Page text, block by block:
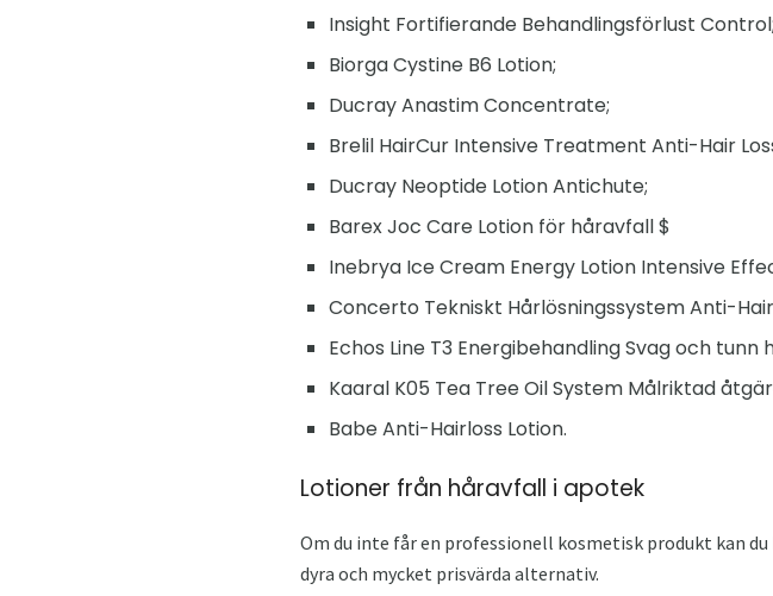
Insight Fortifierande Behandlingsförlust Control;
Biorga Cystine B6 Lotion;
Ducray Anastim Concentrate;
Brelil HairCur Intensive Treatment Anti-Hair
Ducray Neoptide Lotion Antichute;
Barex Joc Care Lotion för håravfall $
Inebrya Ice Cream Energy Lotion Intensive
Concerto Tekniskt Hårlösningssystem Anti-
Echos Line T3 Energibehandling Svag och tunn
Kaaral K05 Tea Tree Oil System Målriktad
Babe Anti-Hairloss Lotion.
Lotioner från håravfall i apotek
Om du inte får en professionell kosmetisk produkt kan
dyra och mycket prisvärda alternativ.